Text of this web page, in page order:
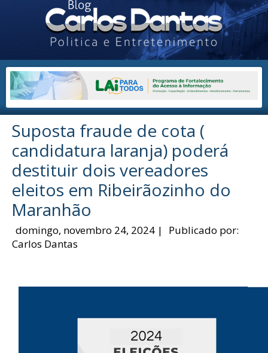
Suposta fraude de cota (
candidatura laranja) poderá
destituir dois vereadores
eleitos em Ribeirãozinho do
Maranhão
domingo, novembro 24, 2024 |
Publicado por:
Carlos Dantas